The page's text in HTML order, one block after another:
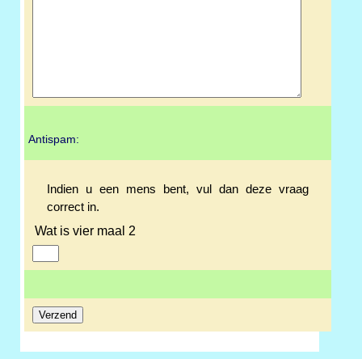
Antispam:
Indien u een mens bent, vul dan deze vraag
correct in.
Wat is vier maal 2